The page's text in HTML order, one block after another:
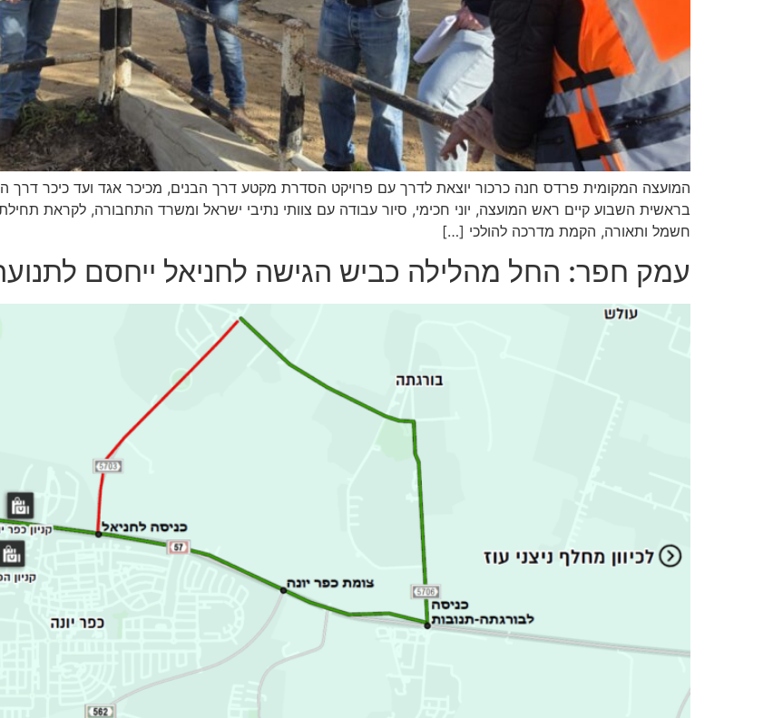
המועצה המקומית פרדס חנה כרכור יוצאת לדרך עם פרויקט הסדרת מקטע דרך הבנים, מכיכר אגד ועד כיכר דרך
בראשית השבוע קיים ראש המועצה, יוני חכימי, סיור עבודה עם צוותי נתיבי ישראל ומשרד התחבורה, לקראת
חשמל ותאורה, הקמת מדרכה להולכי […]
עמק חפר: החל מהלילה כביש הגישה לחניאל ייחסם